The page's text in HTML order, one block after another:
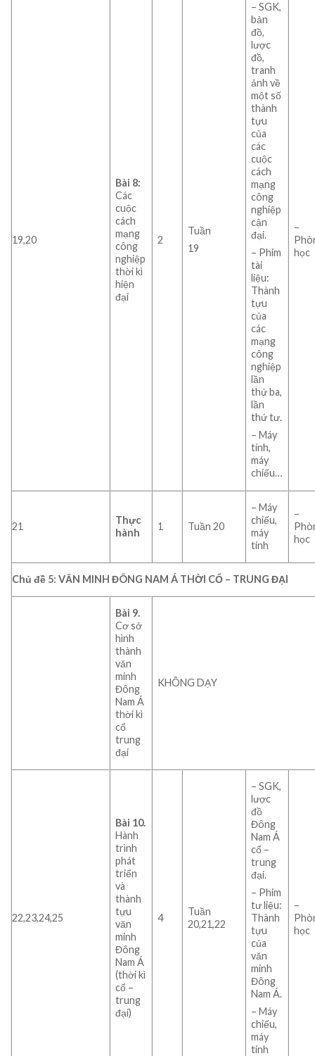
19,20
Bài 8:
Các
cuộc
cách
mạng
công
nghiệp
thời kì
hiện
đại
2
Tuần
19
– SGK,
bản
đồ,
lược
đồ,
tranh
ảnh về
một số
thành
tựu
của
các
cuộc
cách
mạng
công
nghiệp
cận
đại.
– Phim
tài
liệu:
Thành
tựu
của
các
mạng
công
nghiệp
lần
thứ ba,
lần
thứ tư.
– Máy
tính,
máy
chiếu…
–
học
21
Thực
hành
1 Tuần 20
– Máy
chiếu,
máy
tính
–
học
Chủ đề 5: VĂN MINH ĐÔNG NAM Á THỜI CỔ – TRUNG ĐẠI
Bài 9.
Cơ sở
hình
thành
văn
minh
Đông
Nam Á
thời kì
cổ
trung
đại
KHÔNG DẠY
22,23,24,25
Bài 10.
Hành
trình
phát
triển
và
thành
tựu
văn
minh
Đông
Nam Á
(thời kì
cổ –
trung
đại)
4
Tuần
20,21,22
– SGK,
lược
đồ
Đông
Nam Á
cổ –
trung
đại.
– Phim
tư liệu:
Thành
tựu
của
văn
minh
Đông
Nam Á.
– Máy
chiếu,
máy
tính
–
học